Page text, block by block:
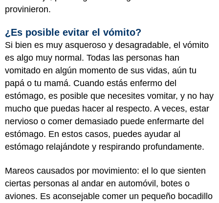
provinieron.
¿Es posible evitar el vómito?
Si bien es muy asqueroso y desagradable, el vómito
es algo muy normal. Todas las personas han
vomitado en algún momento de sus vidas, aún tu
papá o tu mamá. Cuando estás enfermo del
estómago, es posible que necesites vomitar, y no hay
mucho que puedas hacer al respecto. A veces, estar
nervioso o comer demasiado puede enfermarte del
estómago. En estos casos, puedes ayudar al
estómago relajándote y respirando profundamente.
Mareos causados por movimiento: el lo que sienten
ciertas personas al andar en automóvil, botes o
aviones. Es aconsejable comer un pequeño bocadillo